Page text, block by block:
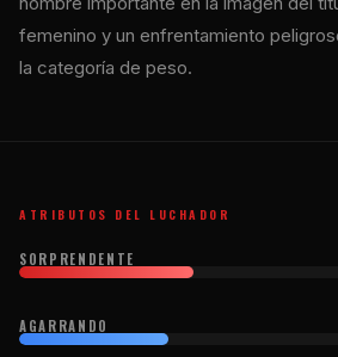
femenino y un enfrentamiento
la categoría de peso.
ATRIBUTOS DEL LUCHADOR
SORPRENDENTE
AGARRANDO